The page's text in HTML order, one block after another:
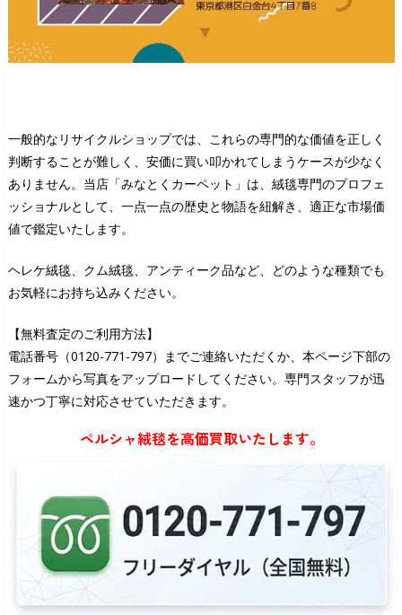
一般的なリサイクルショップでは、これらの専門的な価値を正しく
判断することが難しく、安価に買い叩かれてしまうケースが少なく
ありません。当店「みなとくカーペット」は、絨毯専門のプロフェ
ッショナルとして、一点一点の歴史と物語を紐解き、適正な市場価
値で鑑定いたします。
ヘレケ絨毯、クム絨毯、アンティーク品など、どのような種類でも
お気軽にお持ち込みください。
【無料査定のご利用方法】
電話番号（0120-771-797）までご連絡いただくか、本ページ下部の
フォームから写真をアップロードしてください。専門スタッフが迅
速かつ丁寧に対応させていただきます。
ペルシャ絨毯を高価買取いたします。